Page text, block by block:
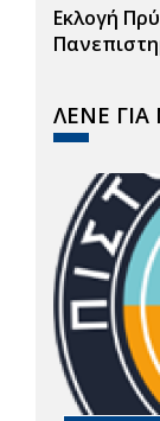
Εκλογή
ΛΕΝΕ